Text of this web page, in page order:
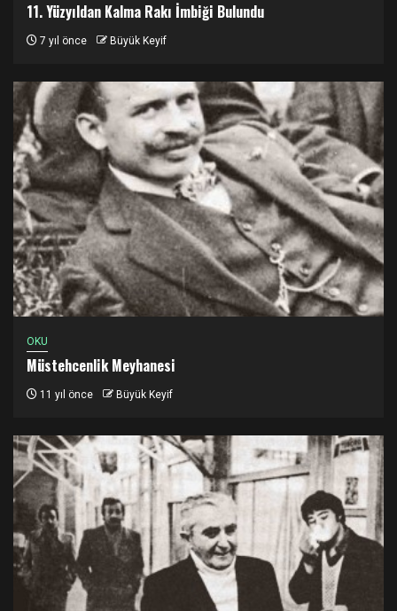
11. Yüzyıldan Kalma Rakı İmbiği Bulundu
7 yıl önce Büyük Keyif
OKU
Müstehcenlik Meyhanesi
11 yıl önce Büyük Keyif